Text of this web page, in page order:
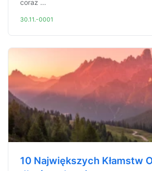
coraz ...
30.11.-0001
10 Największych Kłamstw